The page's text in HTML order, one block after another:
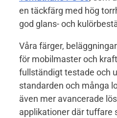
en täckfärg med hög
god glans- och
Våra färger,
för mobilmaster och
fullständigt testade och
standarden och många
även mer avancerade
applikationer där tuffare